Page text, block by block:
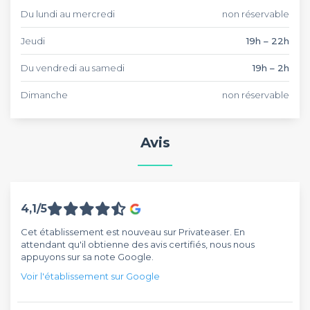
Du lundi au mercredi non réservable
Jeudi 19h – 22h
Du vendredi au samedi 19h – 2h
Dimanche non réservable
Avis
4,1/5
Cet établissement est nouveau sur Privateaser. En
attendant qu'il obtienne des avis certifiés, nous nous
appuyons sur sa note Google.
Voir l'établissement sur Google